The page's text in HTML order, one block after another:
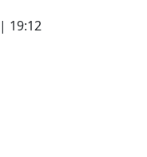
19:12